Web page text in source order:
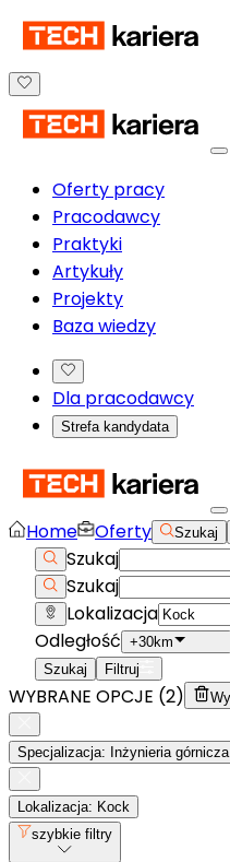
Oferty pracy
Pracodawcy
Praktyki
Artykuły
Projekty
Baza wiedzy
Dla pracodawcy
Strefa kandydata
Home Oferty Szukaj
Szukaj
Szukaj
Lokalizacja
Odległość +30km
Szukaj
Filtruj
WYBRANE OPCJE (2)
Specjalizacja: Inżynieria górnicza
Lokalizacja: Kock
szybkie filtry